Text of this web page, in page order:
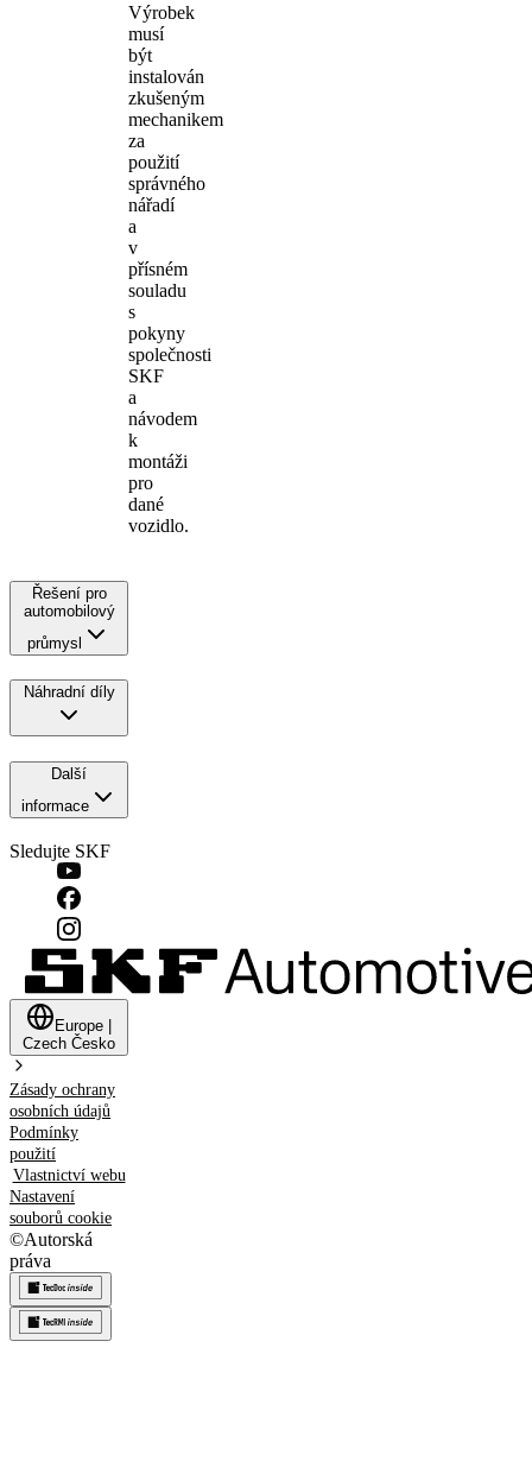
Výrobek
musí
být
instalován
zkušeným
mechanikem
za
použití
správného
nářadí
a
v
přísném
souladu
s
pokyny
společnosti
SKF
a
návodem
k
montáži
pro
dané
vozidlo.
Řešení pro
automobilový
průmysl
Náhradní díly
Další
informace
Sledujte SKF
Europe
Czech Česko
Zásady ochrany
osobních údajů
Podmínky
použití
Vlastnictví webu
Nastavení
souborů cookie
©Autorská
práva